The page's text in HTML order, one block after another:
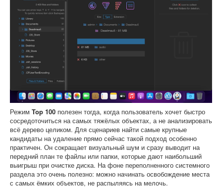
Режим Top 100 полезен тогда, когда пользователь хочет быстро
сосредоточиться на самых тяжёлых объектах, а не анализировать
всё дерево целиком. Для сценариев найти самые крупные
кандидаты на удаление прямо сейчас такой подход особенно
практичен. Он сокращает визуальный шум и сразу выводит на
передний план те файлы или папки, которые дают наибольший
выигрыш при очистке диска. На фоне переполненного системного
раздела это очень полезно: можно начинать освобождение места
с самых ёмких объектов, не распыляясь на мелочь.